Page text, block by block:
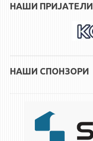
НАШИ ПРИЈАТЕЛИ
НАШИ СПОНЗОРИ